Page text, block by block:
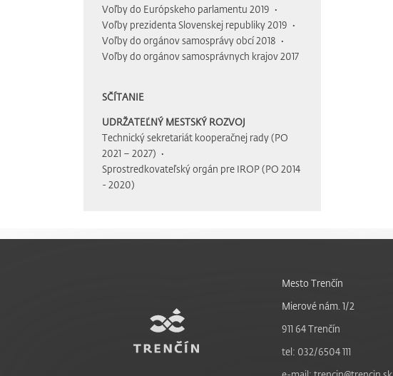
Voľby do Európskeho parlamentu 2019
Voľby prezidenta Slovenskej republiky 2019
Voľby do orgánov samosprávy obcí 2018
Voľby do orgánov samosprávnych krajov 2017
SČÍTANIE
UDRŽATEĽNÝ MESTSKÝ ROZVOJ
Technický sekretariát kooperačnej rady (PO
2021 – 2027)
Sprostredkovateľský orgán pre IROP (PO 2014
- 2020)
Mesto Trenčín
Mierové nám. 1/2
911 64 Trenčín
tel: 032/6504 111